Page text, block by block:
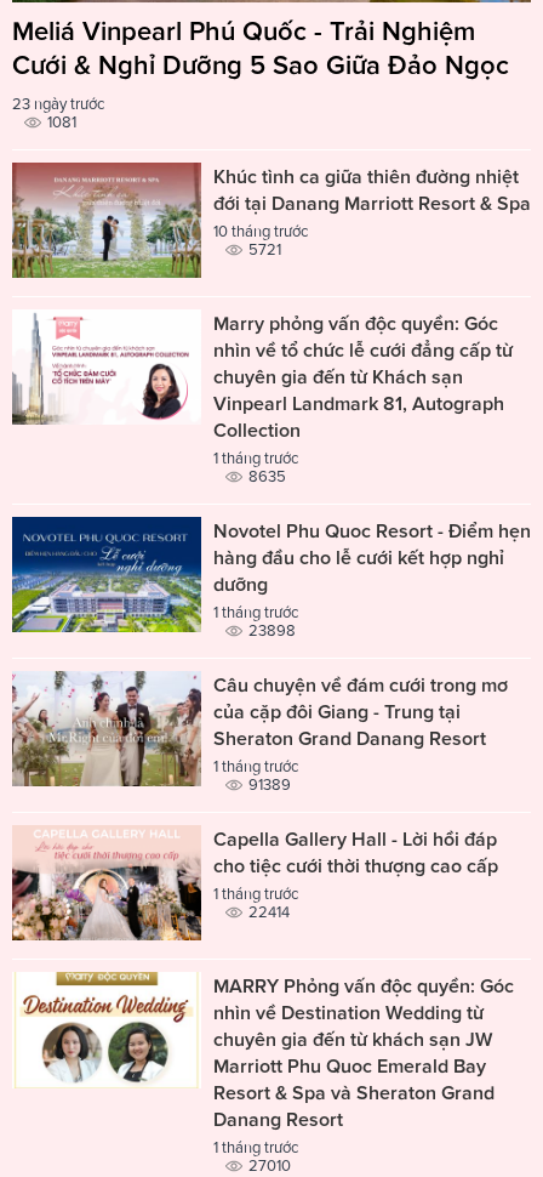
Meliá Vinpearl Phú Quốc - Trải Nghiệm
Cưới & Nghỉ Dưỡng 5 Sao Giữa Đảo Ngọc
23 ngày trước
1081
Khúc tình ca giữa thiên đường nhiệt
đới tại Danang Marriott Resort & Spa
10 tháng trước
5721
Marry phỏng vấn độc quyền: Góc
nhìn về tổ chức lễ cưới đẳng cấp từ
chuyên gia đến từ Khách sạn
Vinpearl Landmark 81, Autograph
Collection
1 tháng trước
8635
Novotel Phu Quoc Resort - Điểm hẹn
hàng đầu cho lễ cưới kết hợp nghỉ
dưỡng
1 tháng trước
23898
Câu chuyện về đám cưới trong mơ
của cặp đôi Giang - Trung tại
Sheraton Grand Danang Resort
1 tháng trước
91389
Capella Gallery Hall - Lời hồi đáp
cho tiệc cưới thời thượng cao cấp
1 tháng trước
22414
MARRY Phỏng vấn độc quyền: Góc
nhìn về Destination Wedding từ
chuyên gia đến từ khách sạn JW
Marriott Phu Quoc Emerald Bay
Resort & Spa và Sheraton Grand
Danang Resort
1 tháng trước
27010